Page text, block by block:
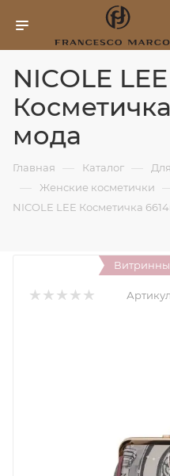
NICOLE LEE
мода
Главная — Каталог —
— Женские косметички
NICOLE LEE Косметичка